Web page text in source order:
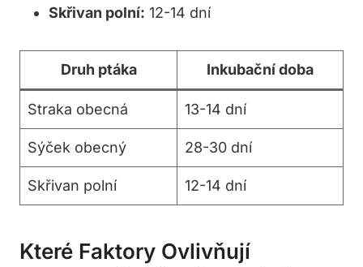
Skřivan polní: 12-14 dní
Druh ptáka Inkubační doba
Straka obecná 13-14 dní
Sýček obecný 28-30 dní
Skřivan polní 12-14 dní
Které Faktory Ovlivňují